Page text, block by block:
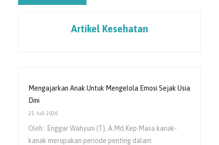
Artikel Kesehatan
Mengajarkan Anak Untuk Mengelola Emosi Sejak Usia
Dini
21 Juli 2026
Oleh : Enggar Wahyuni (T), A.Md.Kep Masa kanak-
kanak merupakan periode penting dalam